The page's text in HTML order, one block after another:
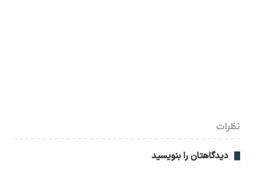
نظرات
دیدگاهتان را بنویسید